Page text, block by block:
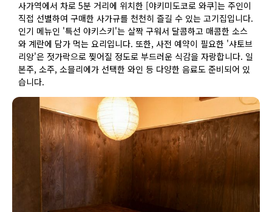
사가역에서 차로 5분 거리에 위치한 [야키미도코로 와쿠]는 주인이
직접 선별하여 구매한 사가규를 천천히 즐길 수 있는 고기집입니다.
인기 메뉴인 '특선 야키스키'는 살짝 구워서 달콤하고 매콤한 소스
와 계란에 담가 먹는 요리입니다. 또한, 사전 예약이 필요한 '샤토브
리앙'은 젓가락으로 찢어질 정도로 부드러운 식감을 자랑합니다. 일
본주, 소주, 소믈리에가 선택한 와인 등 다양한 음료도 준비되어 있
습니다.